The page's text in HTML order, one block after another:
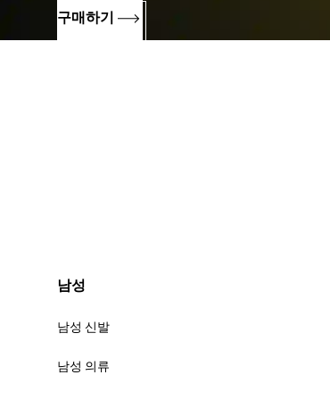
구매하기
남성
남성 신발
남성 의류